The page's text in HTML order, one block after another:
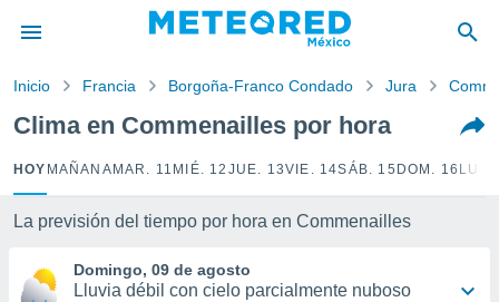
ha sido
la
que se
calidad.
las
Inicio Francia Borgoña-Franco Condado Jura
Clima en Commenailles por hora
HOY MAÑANA MAR. 11 MIÉ. 12 JUE. 13VIE. 14SÁB. 15 DOM. 16
La previsión del tiempo por hora en Commenailles
Domingo, 09 de agosto
Lluvia débil con cielo parcialmente nuboso